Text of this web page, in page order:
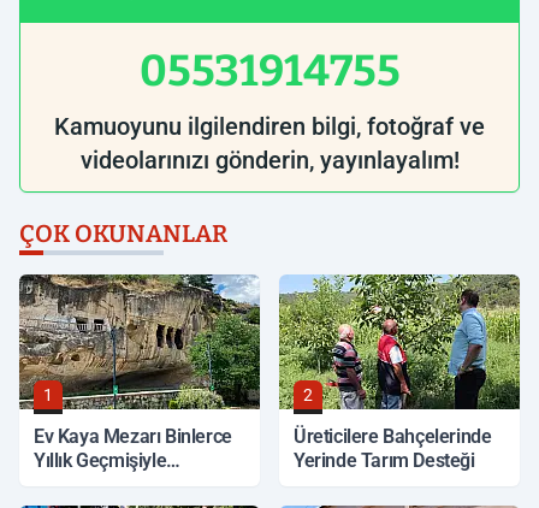
05531914755
Kamuoyunu ilgilendiren bilgi, fotoğraf ve
videolarınızı gönderin, yayınlayalım!
ÇOK OKUNANLAR
1
Ev Kaya Mezarı Binlerce
Yıllık Geçmişiyle
2
Üreticilere Bahçelerinde
Yerinde Tarım Desteği